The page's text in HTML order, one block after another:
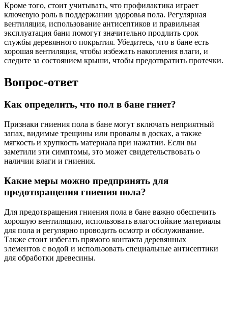
Кроме того, стоит учитывать, что профилактика играет
ключевую роль в поддержании здоровья пола. Регулярная
вентиляция, использование антисептиков и правильная
эксплуатация бани помогут значительно продлить срок
службы деревянного покрытия. Убедитесь, что в бане есть
хорошая вентиляция, чтобы избежать накопления влаги, и
следите за состоянием крыши, чтобы предотвратить протечки.
Вопрос-ответ
Как определить, что пол в бане гниет?
Признаки гниения пола в бане могут включать неприятный
запах, видимые трещины или провалы в досках, а также
мягкость и хрупкость материала при нажатии. Если вы
заметили эти симптомы, это может свидетельствовать о
наличии влаги и гниения.
Какие меры можно предпринять для
предотвращения гниения пола?
Для предотвращения гниения пола в бане важно обеспечить
хорошую вентиляцию, использовать влагостойкие материалы
для пола и регулярно проводить осмотр и обслуживание.
Также стоит избегать прямого контакта деревянных
элементов с водой и использовать специальные антисептики
для обработки древесины.